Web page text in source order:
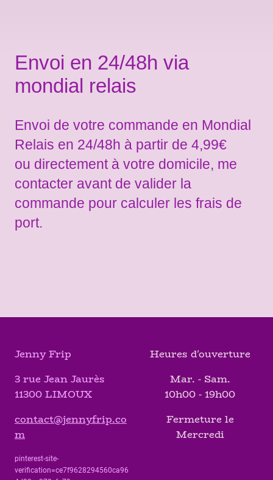
Envoi en 24/48h via
mondial relais
Envoi de votre commande en Mondial
Relais en 24/48h à partir de 4,99€
ou directement à votre domicile, me
contacter avant de valider la
commande pour calculer les frais de
port.
Jenny Frip
3 rue Jean Jaurès
11300 LIMOUX
contact@jennyfrip.co
m
pinterest-site-
verification=ce7f9628294560ca96
Heures d'ouverture
Mar. - Sam.
10h00 - 19h00
Fermeture le
Mercredi